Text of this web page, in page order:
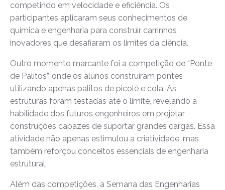
competindo em velocidade e eficiência. Os
participantes aplicaram seus conhecimentos de
química e engenharia para construir carrinhos
inovadores que desafiaram os limites da ciência.
Outro momento marcante foi a competição de “Ponte
de Palitos”, onde os alunos construíram pontes
utilizando apenas palitos de picolé e cola. As
estruturas foram testadas até o limite, revelando a
habilidade dos futuros engenheiros em projetar
construções capazes de suportar grandes cargas. Essa
atividade não apenas estimulou a criatividade, mas
também reforçou conceitos essenciais de engenharia
estrutural.
Além das competições, a Semana das Engenharias